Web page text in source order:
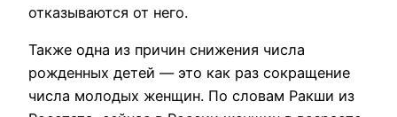
отказываются от него.
Также одна из причин снижения числа
рожденных детей — это как раз сокращение
числа молодых женщин. По словам Ракши из